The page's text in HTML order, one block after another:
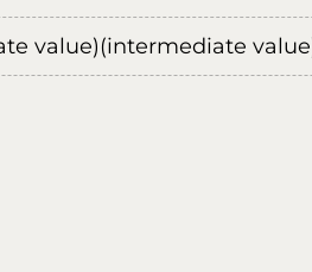
value)(intermediate